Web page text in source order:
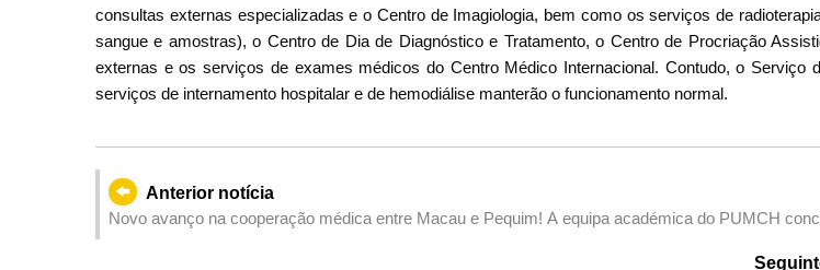
consultas externas especializadas e o Centro de Imagiologia, bem como os serviços de
sangue e amostras), o Centro de Dia de Diagnóstico e Tratamento, o Centro de Procriação
externas e os serviços de exames médicos do Centro Médico Internacional. Contudo, o Serviço
serviços de internamento hospitalar e de hemodiálise manterão o funcionamento normal.
Anterior notícia
Novo avanço na cooperação médica entre Macau e Pequim! A equipa académica do PUMCH